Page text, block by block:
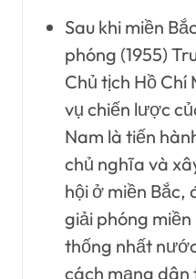
Sau khi miền
phóng (1955)
Chủ tịch Hồ Chí
vụ chiến lược
Nam là tiến
chủ nghĩa và
hội ở miền Bắc,
giải phóng
thống nhất
cách mạng dân